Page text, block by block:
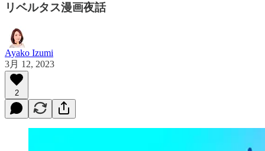
リベルタス漫画夜話
Ayako Izumi
3月 12, 2023
2